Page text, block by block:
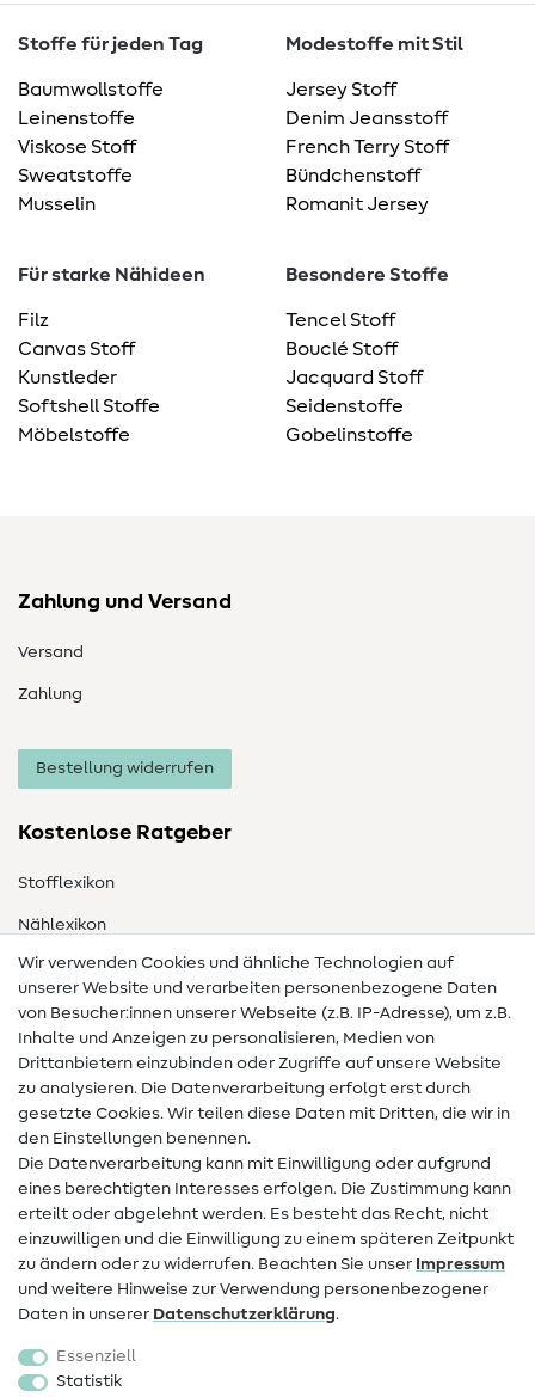
Stoffe für jeden Tag
Baumwollstoffe
Leinenstoffe
Viskose Stoff
Sweatstoffe
Musselin
Modestoffe mit Stil
Jersey Stoff
Denim Jeansstoff
French Terry Stoff
Bündchenstoff
Romanit Jersey
Für starke Nähideen
Filz
Canvas Stoff
Kunstleder
Softshell Stoffe
Möbelstoffe
Besondere Stoffe
Tencel Stoff
Bouclé Stoff
Jacquard Stoff
Seidenstoffe
Gobelinstoffe
Zahlung und Versand
Versand
Zahlung
Bestellung widerrufen
Kostenlose Ratgeber
Stofflexikon
Nählexikon
Nähanleitungen
Hilfe & Kontakt
Kontakt
Infos zum Betreiberwechsel
Widerrufsrecht
Beliebt
Stoffe
Sale
Wir verwenden Cookies und ähnliche Technologien auf
unserer Website und verarbeiten personenbezogene Daten
von Besucher:innen unserer Webseite (z.B. IP-Adresse), um z.B.
Inhalte und Anzeigen zu personalisieren, Medien von
Drittanbietern einzubinden oder Zugriffe auf unsere Website
zu analysieren. Die Datenverarbeitung erfolgt erst durch
gesetzte Cookies. Wir teilen diese Daten mit Dritten, die wir in
den Einstellungen benennen.
Die Datenverarbeitung kann mit Einwilligung oder aufgrund
eines berechtigten Interesses erfolgen. Die Zustimmung kann
erteilt oder abgelehnt werden. Es besteht das Recht, nicht
einzuwilligen und die Einwilligung zu einem späteren Zeitpunkt
zu ändern oder zu widerrufen. Beachten Sie unser Impressum
und weitere Hinweise zur Verwendung personenbezogener
Daten in unserer Daten­schutz­erklärung.
Essenziell
Statistik